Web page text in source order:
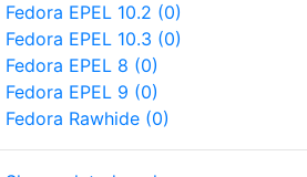
Fedora EPEL 10.2 (0)
Fedora EPEL 10.3 (0)
Fedora EPEL 8 (0)
Fedora EPEL 9 (0)
Fedora Rawhide (0)